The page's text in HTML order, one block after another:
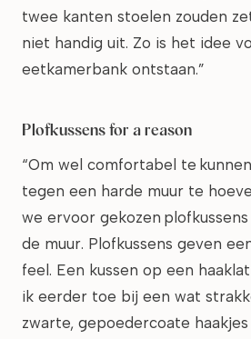
twee kanten stoelen zouden
niet handig uit. Zo is het idee
eetkamerbank ontstaan.”
Plofkussens for a reason
“Om wel comfortabel te
tegen een harde muur te
we ervoor gekozen
de muur. Plofkussens geven
feel. Een kussen op een
ik eerder toe bij een wat
zwarte, gepoedercoate